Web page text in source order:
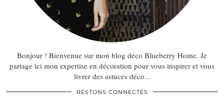
Bonjour ! Bienvenue sur mon blog déco Blueberry Home. Je
partage ici mon expertise en décoration pour vous inspirer et vous
livrer des astuces déco...
RESTONS CONNECTÉS